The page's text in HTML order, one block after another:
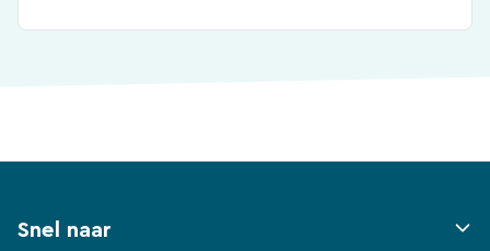
Snel naar